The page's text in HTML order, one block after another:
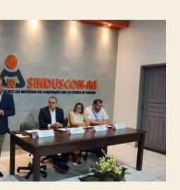
tem
um
mercado
imobiliário
extremamente
pujante”,
diz
pesquisador